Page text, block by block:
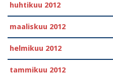
huhtikuu 2012
maaliskuu 2012
helmikuu 2012
tammikuu 2012